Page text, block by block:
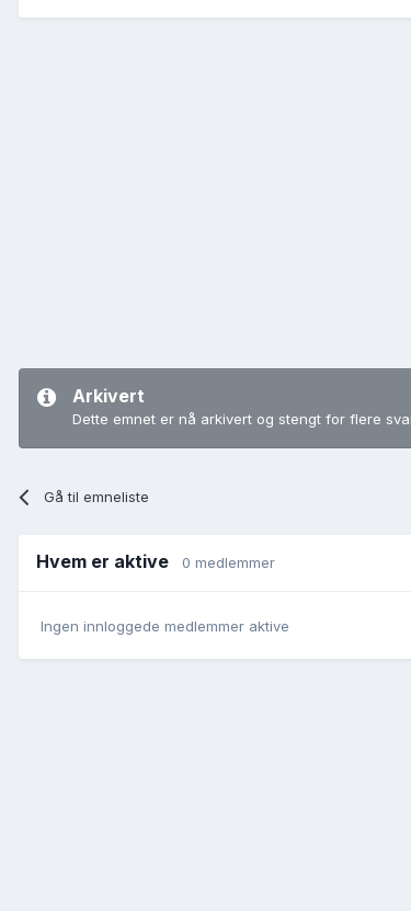
Arkivert
Dette emnet er nå arkivert og stengt for flere
Gå til emneliste
Hvem er aktive 0 medlemmer
Ingen innloggede medlemmer aktive